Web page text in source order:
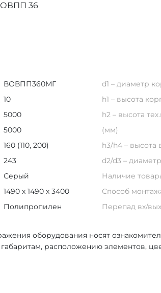
ОВПП 36
ВОВПП360МГ
10
5000
5000
160 (110, 200)
243
Серый
1490 х 1490 х 3400
Полипропилен
d1 – диаметр
h1 – высота
h2 – высота
(мм)
h3/h4 – высота
d2/d3 –
Наличие
Способ
Перепад вх/
оборудования носят
расположению элементов,